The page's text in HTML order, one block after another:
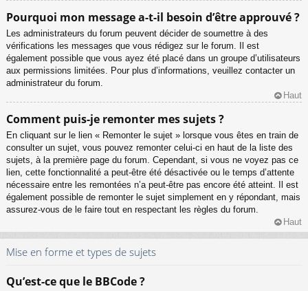
Pourquoi mon message a-t-il besoin d’être approuvé ?
Les administrateurs du forum peuvent décider de soumettre à des
vérifications les messages que vous rédigez sur le forum. Il est
également possible que vous ayez été placé dans un groupe d’utilisateurs
aux permissions limitées. Pour plus d’informations, veuillez contacter un
administrateur du forum.
Haut
Comment puis-je remonter mes sujets ?
En cliquant sur le lien « Remonter le sujet » lorsque vous êtes en train de
consulter un sujet, vous pouvez remonter celui-ci en haut de la liste des
sujets, à la première page du forum. Cependant, si vous ne voyez pas ce
lien, cette fonctionnalité a peut-être été désactivée ou le temps d’attente
nécessaire entre les remontées n’a peut-être pas encore été atteint. Il est
également possible de remonter le sujet simplement en y répondant, mais
assurez-vous de le faire tout en respectant les règles du forum.
Haut
Mise en forme et types de sujets
Qu’est-ce que le BBCode ?